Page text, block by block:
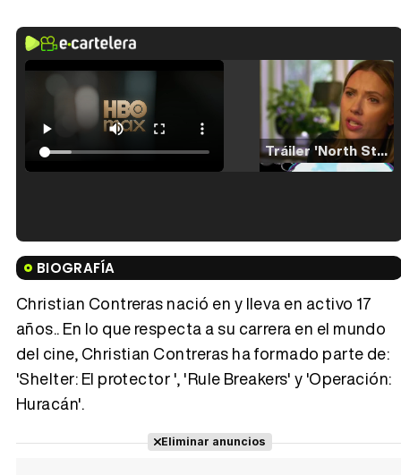
Tráiler 'North Star' (2023)
Tráiler en español de 'La isla olvidada'
Tráiler 'Vida perra' (2026)
BIOGRAFÍA
Christian Contreras nació en y lleva en activo 17
años.. En lo que respecta a su carrera en el mundo
del cine, Christian Contreras ha formado parte de:
'Shelter: El protector ', 'Rule Breakers' y 'Operación:
Huracán'.
Eliminar anuncios